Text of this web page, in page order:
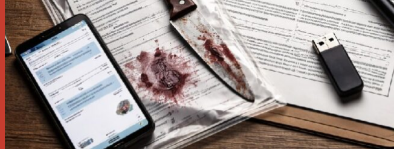
Penal
Laboral
Extranjería
Ley de segunda oportunidad